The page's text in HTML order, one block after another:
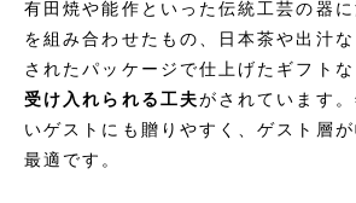
有田焼や能作といった伝統工芸の器
を組み合わせたもの、日本茶や出汁
されたパッケージで仕上げたギフトな
受け入れられる工夫がされています
いゲストにも贈りやすく、ゲスト層
最適です。